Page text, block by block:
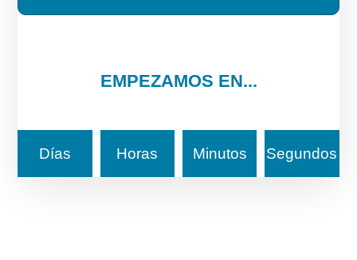
EMPEZAMOS EN...
Días Horas Minutos Segundos